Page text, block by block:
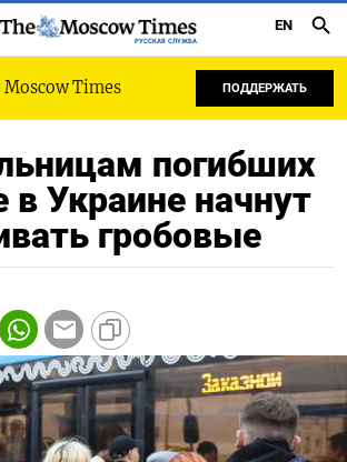
РУССКАЯ СЛУЖБА
EN
Times ПОДДЕРЖАТЬ
погибших
в Украине начнут
гробовые